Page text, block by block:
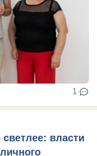
1
власти